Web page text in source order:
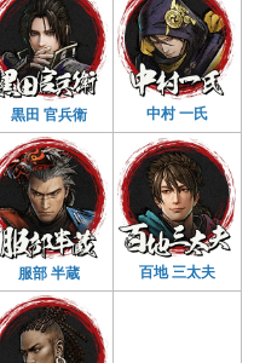
黒田 官兵衛 中村 一氏
服部 半蔵 百地 三太夫